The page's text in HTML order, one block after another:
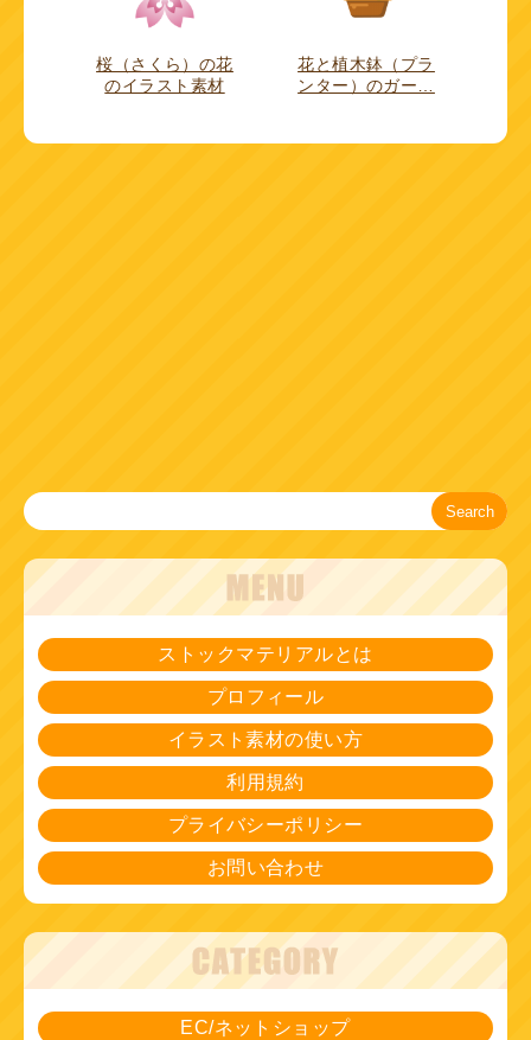
桜（さくら）の花
のイラスト素材
花と植木鉢（プラ
ンター）のガー…
Search
ストックマテリアルとは
プロフィール
イラスト素材の使い方
利用規約
プライバシーポリシー
お問い合わせ
EC/ネットショップ